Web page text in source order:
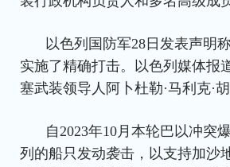
以色列国防军28日发表声明
实施了精确打击。以色列媒体报
塞武装领导人阿卜杜勒·马利克·
自2023年10月本轮巴以冲突
列的船只发动袭击，以支持加沙